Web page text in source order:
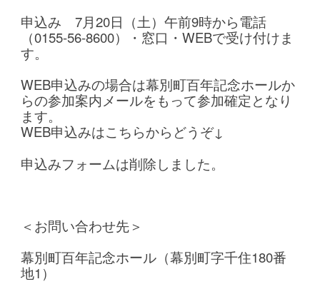
申込み 7月20日（土）午前9時から電話
（0155-56-8600）・窓口・WEBで受け付けま
す。
WEB申込みの場合は幕別町百年記念ホールか
らの参加案内メールをもって参加確定となり
ます。
WEB申込みはこちらからどうぞ↓
申込みフォームは削除しました。
＜お問い合わせ先＞
幕別町百年記念ホール（幕別町字千住180番
地1）